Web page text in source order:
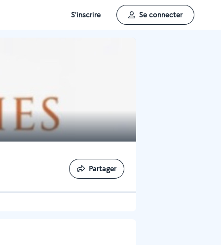
S'inscrire Se connecter
Partager
Partager